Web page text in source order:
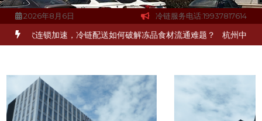
2026年8月6日 冷链服务电话:19937817614
锁加速，冷链配送如何破解冻品食材流通难题？ 杭州中央厨房布局